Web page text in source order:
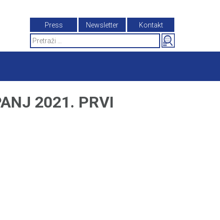
Press Newsletter
Kontakt
Search
for:
2021. PRVI